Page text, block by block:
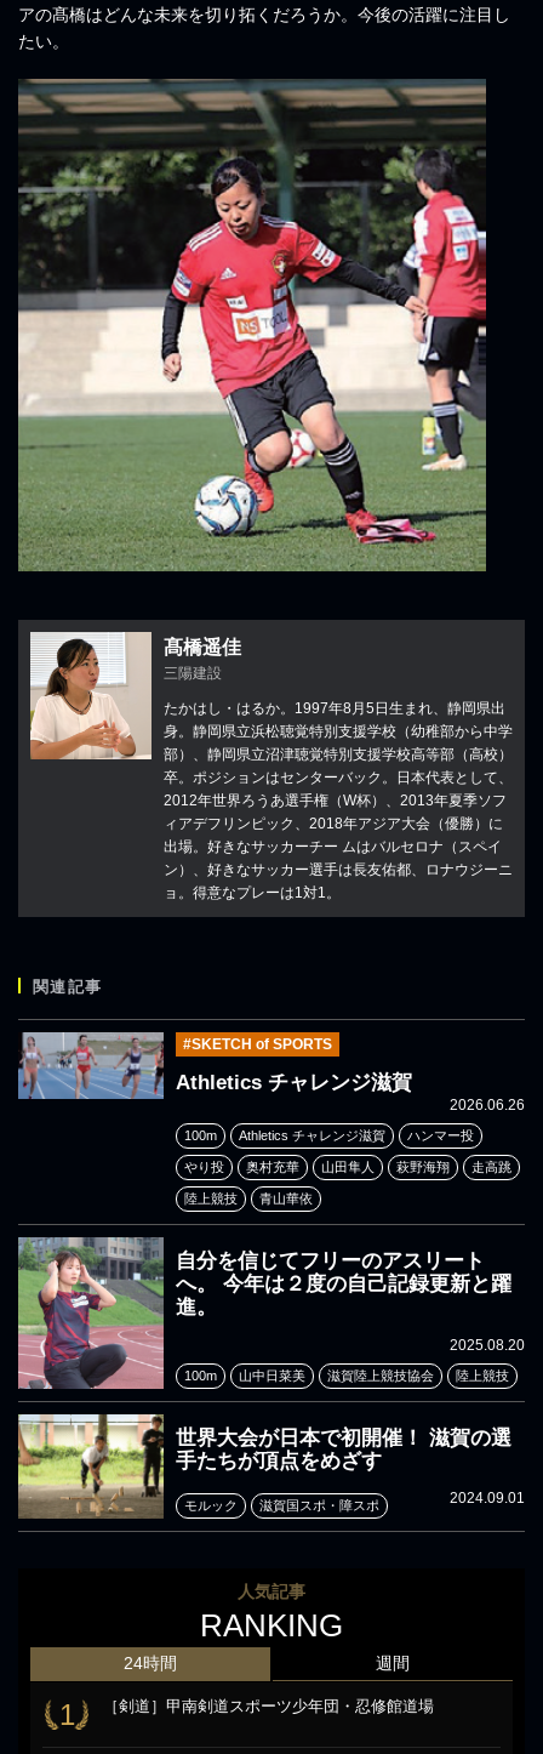
アの髙橋はどんな未来を切り拓くだろうか。今後の活躍に注目し
たい。
髙橋遥佳
三陽建設
たかはし・はるか。1997年8月5日生まれ、静岡県出
身。静岡県立浜松聴覚特別支援学校（幼稚部から中学
部）、静岡県立沼津聴覚特別支援学校高等部（高校）
卒。ポジションはセンターバック。日本代表として、
2012年世界ろうあ選手権（W杯）、2013年夏季ソフ
ィアデフリンピック、2018年アジア大会（優勝）に
出場。好きなサッカーチー ムはバルセロナ（スペイ
ン）、好きなサッカー選手は長友佑都、ロナウジーニ
ョ。得意なプレーは1対1。
関連記事
#SKETCH of SPORTS
Athletics チャレンジ滋賀
2026.06.26
100m Athletics チャレンジ滋賀 ハンマー投
やり投 奥村充華 山田隼人 萩野海翔 走高跳
陸上競技 青山華依
自分を信じてフリーのアスリート
へ。 今年は２度の自己記録更新と躍
進。
2025.08.20
100m 山中日菜美 滋賀陸上競技協会 陸上競技
世界大会が日本で初開催！ 滋賀の選
手たちが頂点をめざす
2024.09.01
モルック 滋賀国スポ・障スポ
人気記事
RANKING
24時間
1 ［剣道］甲南剣道スポーツ少年団・忍修館道場
週間